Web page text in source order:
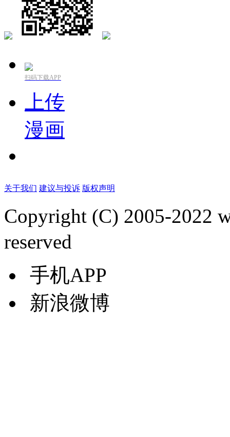
扫码下载APP
上传
漫画
关于我们 建议与投诉 版权声明
Copyright (C) 2005-2022
reserved
手机APP
新浪微博